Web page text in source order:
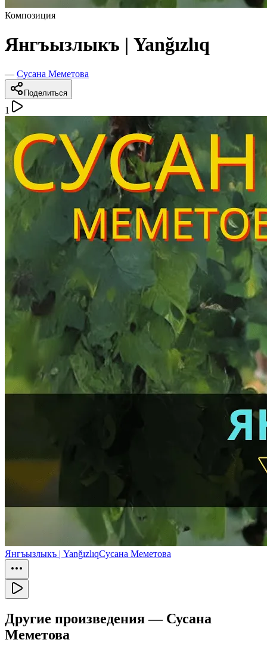
Композиция
Янгъызлыкъ | Yanğızlıq
— Сусана Меметова
Поделиться
1
Янгъызлыкъ | YanğızlıqСусана Меметова
Другие произведения — Сусана
Меметова